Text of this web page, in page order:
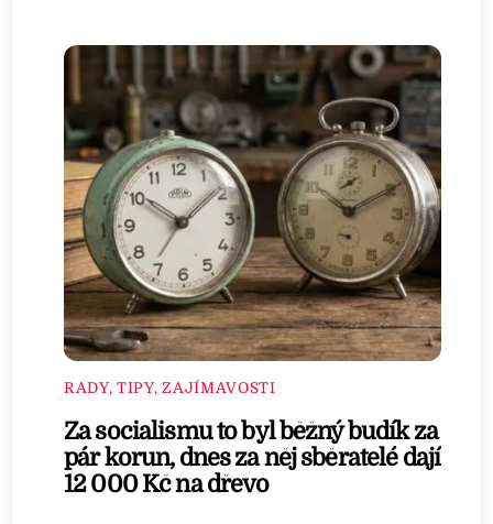
RADY, TIPY, ZAJÍMAVOSTI
Za socialismu to byl běžný budík za
pár korun, dnes za něj sběratelé dají
12 000 Kč na dřevo